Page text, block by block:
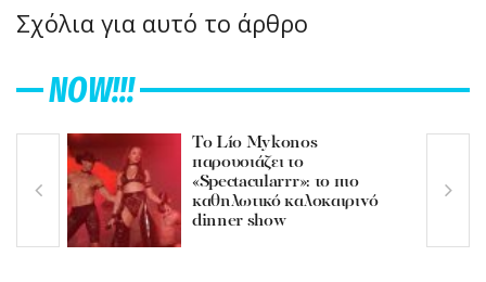
Σχόλια για αυτό το άρθρο
NOW!!!
Το Lío Mykonos
παρουσιάζει το
«Spectacularrr»: το πιο
καθηλωτικό καλοκαιρινό
dinner show